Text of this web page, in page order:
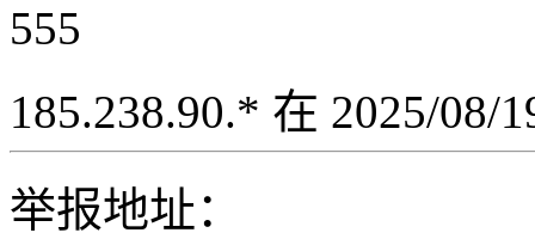
555
185.238.90.* 在 2025/08/
举报地址：